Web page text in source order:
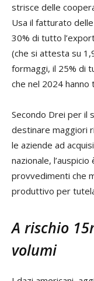
strisce delle
Usa il fatturato
30% di tutto
(che si attesta su
formaggi, il 25% di
che nel 2024
Secondo Drei per il
destinare maggiori
le aziende ad
nazionale,
provvedimenti che
produttivo per
A rischio
volumi